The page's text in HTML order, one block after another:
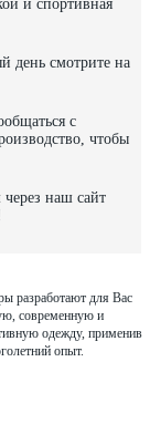
и спортивная
день смотрите на
с
чтобы
наш сайт
разработают для Вас
современную и
одежду, применив
опыт.